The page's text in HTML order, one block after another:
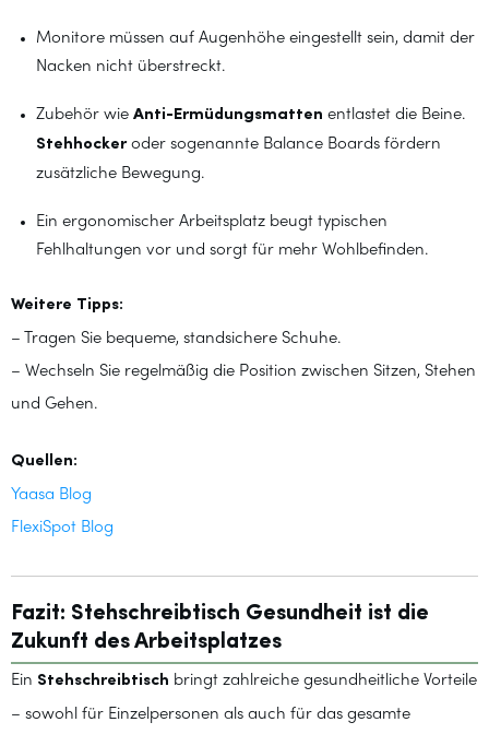
Monitore müssen auf Augenhöhe eingestellt sein, damit der
Nacken nicht überstreckt.
Zubehör wie Anti-Ermüdungsmatten entlastet die Beine.
Stehhockeroder sogenannte Balance Boards fördern
zusätzliche Bewegung.
Ein ergonomischer Arbeitsplatz beugt typischen
Fehlhaltungen vor und sorgt für mehr Wohlbefinden.
Weitere Tipps:
– Tragen Sie bequeme, standsichere Schuhe.
– Wechseln Sie regelmäßig die Position zwischen Sitzen, Stehen
und Gehen.
Quellen:
Yaasa Blog
FlexiSpot Blog
Fazit: Stehschreibtisch Gesundheit ist die
Zukunft des Arbeitsplatzes
Ein Stehschreibtisch bringt zahlreiche gesundheitliche Vorteile
– sowohl für Einzelpersonen als auch für das gesamte